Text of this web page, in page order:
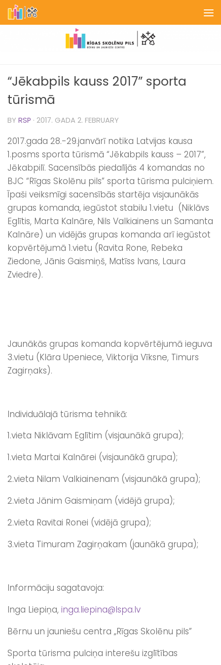
Skip to content
“Jēkabpils kauss 2017” sporta
tūrismā
BY RSP · 2017. GADA 2. FEBRUARY
2017.gada 28.-29.janvārī notika Latvijas kausa
1.posms sporta tūrismā “Jēkabpils kauss – 2017”,
Jēkabpilī. Sacensībās piedalījās 4 komandas no
BJC “Rīgas Skolēnu pils” sporta tūrisma pulciņiem.
Īpaši veiksmīgi sacensībās startēja visjaunākās
grupas komanda, iegūstot stabilu 1.vietu (Niklāvs
Eglītis, Marta Kalnāre, Nils Valkiainens un Samanta
Kalnāre) un vidējās grupas komanda arī iegūstot
kopvērtējumā 1.vietu (Ravita Rone, Rebeka
Ziedone, Jānis Gaismiņš, Matīss Ivans, Laura
Zviedre).
Jaunākās grupas komanda kopvērtējumā ieguva
3.vietu (Klāra Upeniece, Viktorija Vīksne, Timurs
Zagirņaks).
Individuālajā tūrisma tehnikā:
1.vieta Niklāvam Eglītim (visjaunākā grupa);
1.vieta Martai Kalnārei (visjaunākā grupa);
2.vieta Nilam Valkiainenam (visjaunākā grupa);
2.vieta Jānim Gaismiņam (vidējā grupa);
2.vieta Ravitai Ronei (vidējā grupa);
3.vieta Timuram Zagirņakam (jaunākā grupa);
Informāciju sagatavoja:
Inga Liepiņa, inga.liepina@lspa.lv
Bērnu un jauniešu centra „Rīgas Skolēnu pils”
Sporta tūrisma pulciņa interešu izglītības